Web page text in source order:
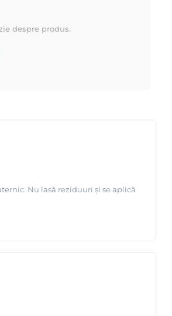
despre produs.
Nu lasă reziduuri și se aplică